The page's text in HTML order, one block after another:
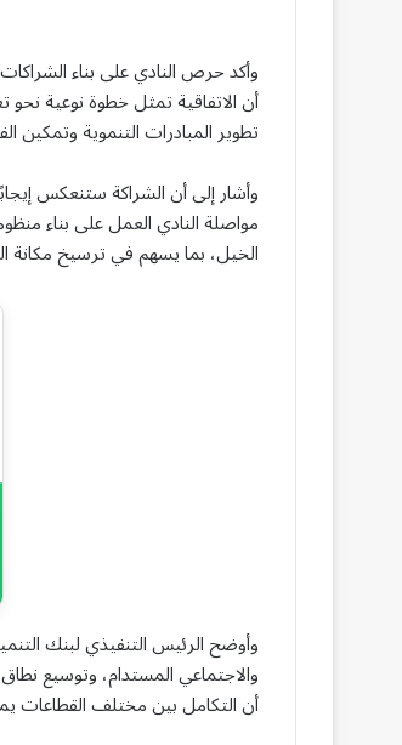
أن الاتفاقية تمثل خطوة نوعية نحو
تطوير المبادرات التنموية وتمكين
وأشار إلى أن الشراكة ستنعكس
مواصلة النادي العمل على بناء
الخيل، بما يسهم في ترسيخ مكانة
وأوضح الرئيس التنفيذي لبنك
أن التكامل بين مختلف القطاعات